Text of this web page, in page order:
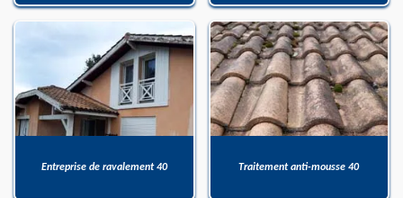
Entreprise de ravalement 40 Traitement anti-mousse 40